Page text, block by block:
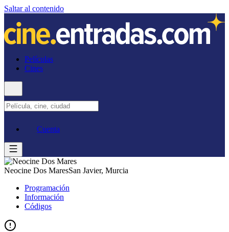
Saltar al contenido
Películas
Cines
Cuenta
Neocine Dos MaresSan Javier, Murcia
Programación
Información
Códigos